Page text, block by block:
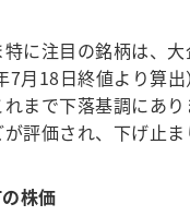
に注目の銘柄は、
7月18日終値より算
れまで下落基調にあ
が評価され、下げ止ま
株価